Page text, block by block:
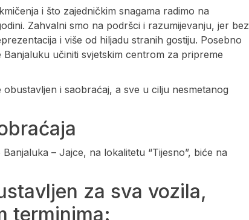
i što zajedničkim snagama radimo na
Zahvalni smo na podršci i razumijevanju, jer bez
i više od hiljadu stranih gostiju. Posebno
učiniti svjetskim centrom za pripreme
i saobraćaj, a sve u cilju nesmetanog
– Jajce, na lokalitetu “Tijesno”, biće na
za sva vozila,
terminima: